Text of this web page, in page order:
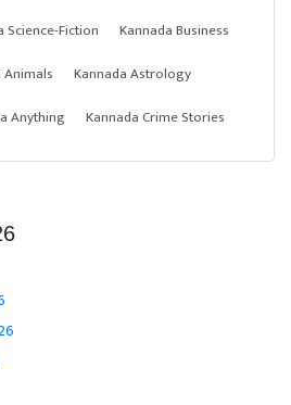
Science-Fiction
Kannada Business
Kannada Astrology
Anything Kannada Crime Stories